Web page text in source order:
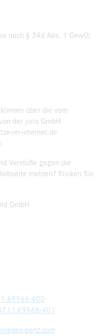
nach § 34d Abs. 1 GewO;
über die vom
der juris GmbH
im-internet.de
Verstöße gegen die
melden? Klicken Sie
GmbH
69966-400
69966-401
benz.com